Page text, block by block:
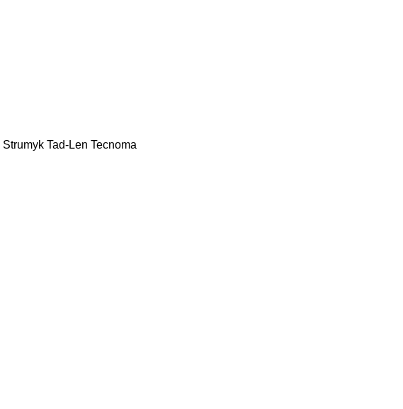
Strumyk Tad-Len Tecnoma